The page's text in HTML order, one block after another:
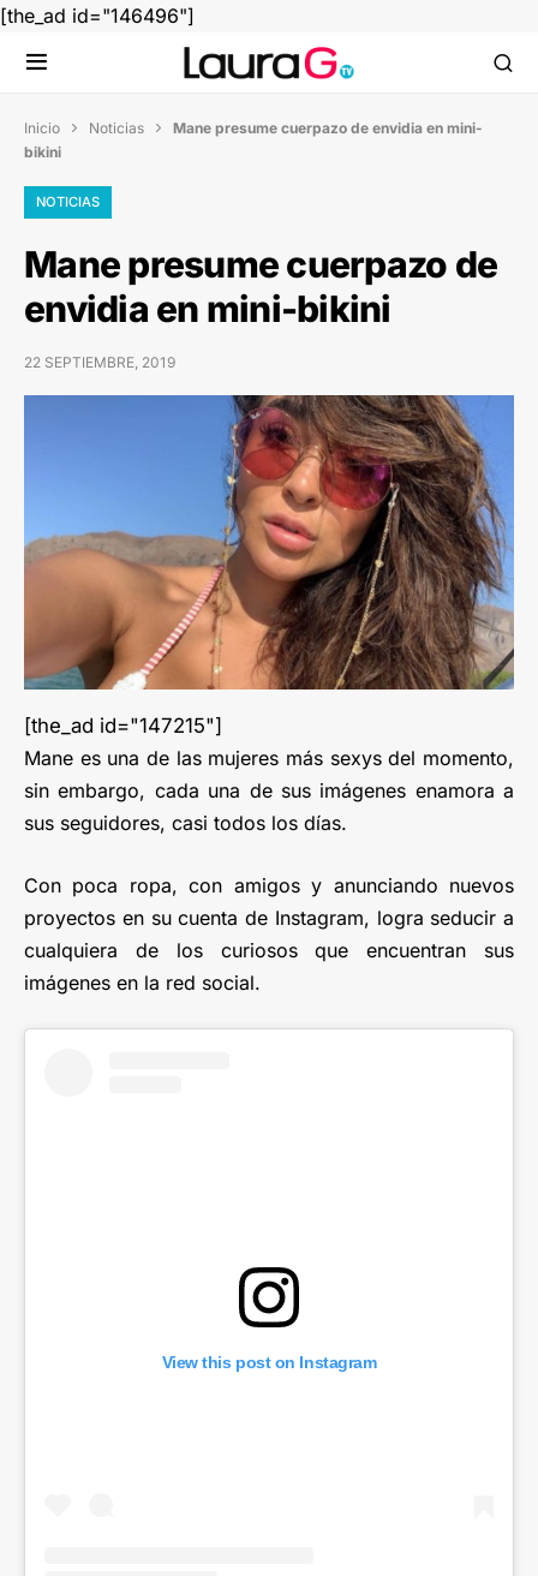
[the_ad id="146496"]
Inicio  Noticias  Mane presume cuerpazo de envidia en mini-
bikini
NOTICIAS
Mane presume cuerpazo de
envidia en mini-bikini
22 SEPTIEMBRE, 2019
[the_ad id="147215"]
Mane es una de las mujeres más sexys del momento,
sin embargo, cada una de sus imágenes enamora a
sus seguidores, casi todos los días.
Con poca ropa, con amigos y anunciando nuevos
proyectos en su cuenta de Instagram, logra seducir a
cualquiera de los curiosos que encuentran sus
imágenes en la red social.
View this post on Instagram